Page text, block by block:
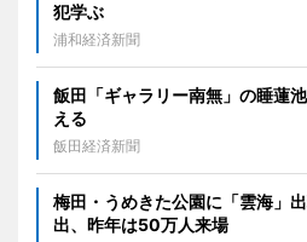
犯学ぶ
浦和経済新聞
飯田「ギャラリー南無」の睡蓮
える
飯田経済新聞
梅田・うめきた公園に「雲海」
出、昨年は50万人来場